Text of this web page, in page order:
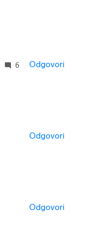
6 Odgovori
Odgovori
Odgovori